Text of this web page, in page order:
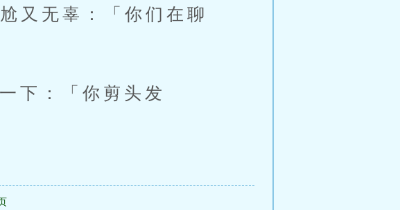
无辜：「你们在聊
：「你剪头发